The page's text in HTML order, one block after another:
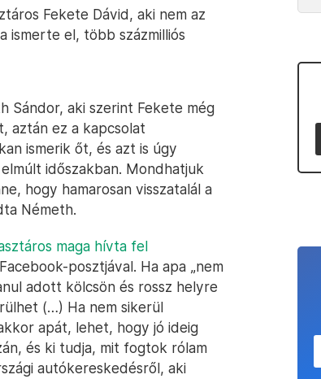
Fekete Dávid, aki nem az
ismerte el, több százmilliós
Sándor, aki szerint Fekete még
aztán ez a kapcsolat
ismerik őt, és azt is úgy
időszakban. Mondhatjuk
hogy hamarosan visszatalál a
Németh.
maga hívta fel
posztjával. Ha apa „nem
adott kölcsön és rossz helyre
(…) Ha nem sikerül
apát, lehet, hogy jó ideig
és ki tudja, mit fogtok rólam
autókereskedésről, aki